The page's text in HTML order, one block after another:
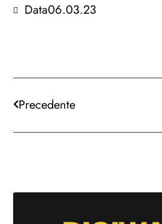
Data06.03.23
Precedente